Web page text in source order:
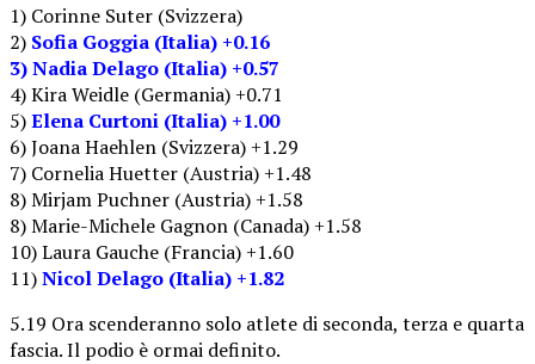
1) Corinne Suter (Svizzera)
2) Sofia Goggia (Italia) +0.16
3) Nadia Delago (Italia) +0.57
4) Kira Weidle (Germania) +0.71
5)Elena Curtoni (Italia) +1.00
6) Joana Haehlen (Svizzera) +1.29
7) Cornelia Huetter (Austria) +1.48
8) Mirjam Puchner (Austria) +1.58
8) Marie-Michele Gagnon (Canada) +1.58
10) Laura Gauche (Francia) +1.60
11)Nicol Delago (Italia) +1.82
5.19 Ora scenderanno solo atlete di seconda, terza e quarta
fascia. Il podio è ormai definito.